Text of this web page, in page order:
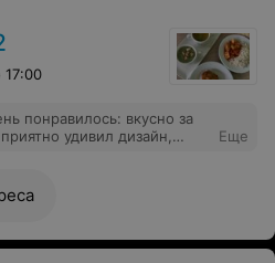
17:00
понравилось: вкусно за
удивил дизайн,
очереди, но это
для владельцев)
Еще